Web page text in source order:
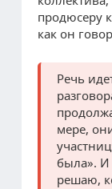
продюсеру
как он
Речь
мере,
была». И
решаю,